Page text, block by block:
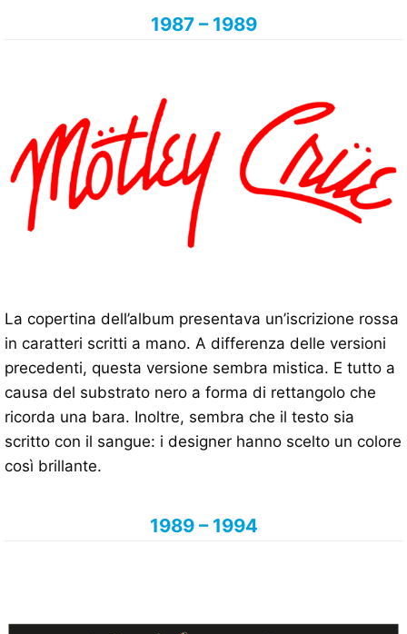
1987 – 1989
La copertina dell’album presentava un’iscrizione rossa
in caratteri scritti a mano. A differenza delle versioni
precedenti, questa versione sembra mistica. E tutto a
causa del substrato nero a forma di rettangolo che
ricorda una bara. Inoltre, sembra che il testo sia
scritto con il sangue: i designer hanno scelto un colore
così brillante.
1989 – 1994